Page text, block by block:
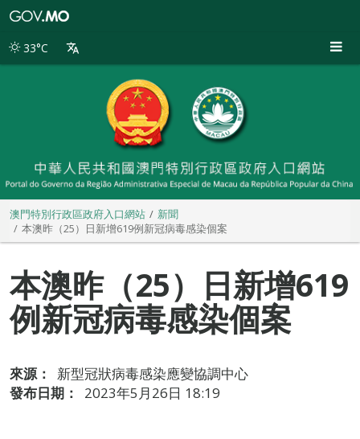
別
33°C
澳門特別行政區政府入口網站
新聞
本澳昨（25）日新增619例新冠病毒感染個案
本澳昨（25）日新增619
例新冠病毒感染個案
來源：
新型冠狀病毒感染應變協調中心
發布日期：
2023年5月26日 18:19